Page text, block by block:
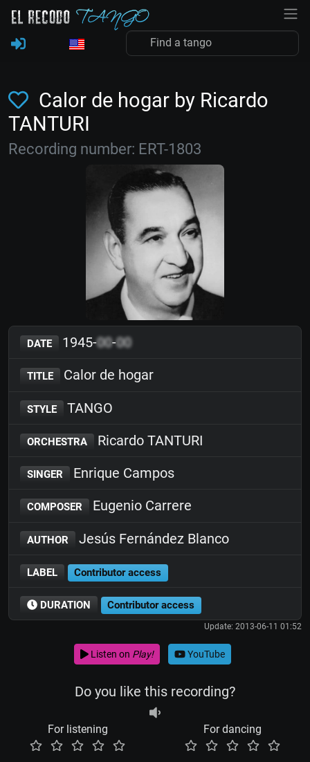
Calor de hogar by Ricardo
TANTURI
Recording number: ERT-1803
DATE 1945-00-00
TITLE Calor de hogar
STYLE TANGO
ORCHESTRA Ricardo TANTURI
SINGER Enrique Campos
COMPOSER Eugenio Carrere
AUTHOR Jesús Fernández Blanco
LABEL Contributor access
DURATION Contributor access
Update: 2013-06-11 01:52
Listen on Play! YouTube
Do you like this recording?
For listening For dancing